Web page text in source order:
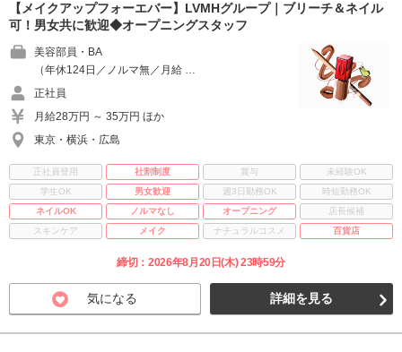
【メイクアップフォーエバー】LVMHグループ｜ブリーチ＆ネイル
可！男女共に歓迎◆オープニングスタッフ
美容部員・BA
（年休124日／ノルマ無／月給 …
正社員
月給28万円 ～ 35万円 ほか
東京・横浜・広島
正社員登用 社割制度 賞与
未経験OK
学生OK
男女歓迎 週3日勤務OK
時短勤務OK
ネイルOK
ノルマなし オープニング
店長候補
スキンケア
メイク ナチュラルコスメ 百貨店
締切：2026年8月20日(木) 23時59分
気になる 詳細を見る